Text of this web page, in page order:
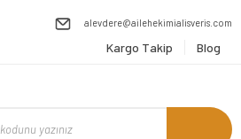
alevdere@ailehekimialisveris.com
Kargo Takip Blog